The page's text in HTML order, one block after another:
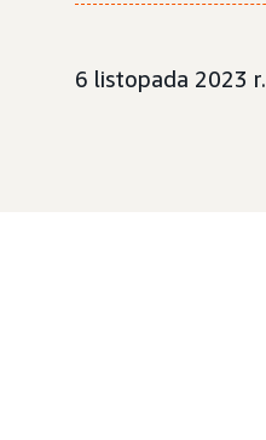
6 listopada 2023 r.